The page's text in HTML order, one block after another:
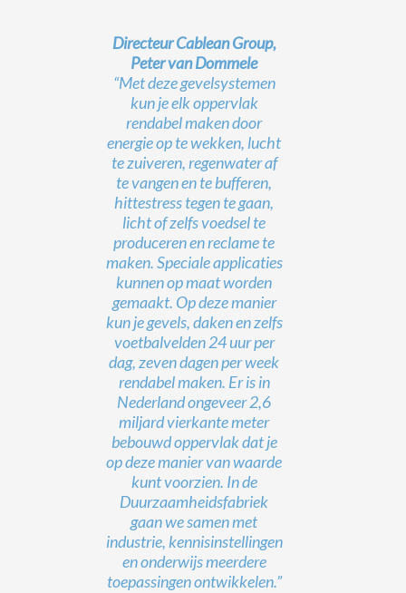
Directeur Cablean Group,
Peter van Dommele
“Met deze gevelsystemen
kun je elk oppervlak
rendabel maken door
energie op te wekken, lucht
te zuiveren, regenwater af
te vangen en te bufferen,
hittestress tegen te gaan,
licht of zelfs voedsel te
produceren en reclame te
maken. Speciale applicaties
kunnen op maat worden
gemaakt. Op deze manier
kun je gevels, daken en zelfs
voetbalvelden 24 uur per
dag, zeven dagen per week
rendabel maken. Er is in
Nederland ongeveer 2,6
miljard vierkante meter
bebouwd oppervlak dat je
op deze manier van waarde
kunt voorzien. In de
Duurzaamheidsfabriek
gaan we samen met
industrie, kennisinstellingen
en onderwijs meerdere
toepassingen ontwikkelen.”